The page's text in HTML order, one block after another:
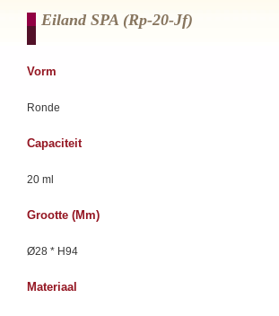
Eiland SPA (rp-20-Jf)
Vorm
Ronde
Capaciteit
20 ml
Grootte (mm)
Ø28 * H94
Materiaal